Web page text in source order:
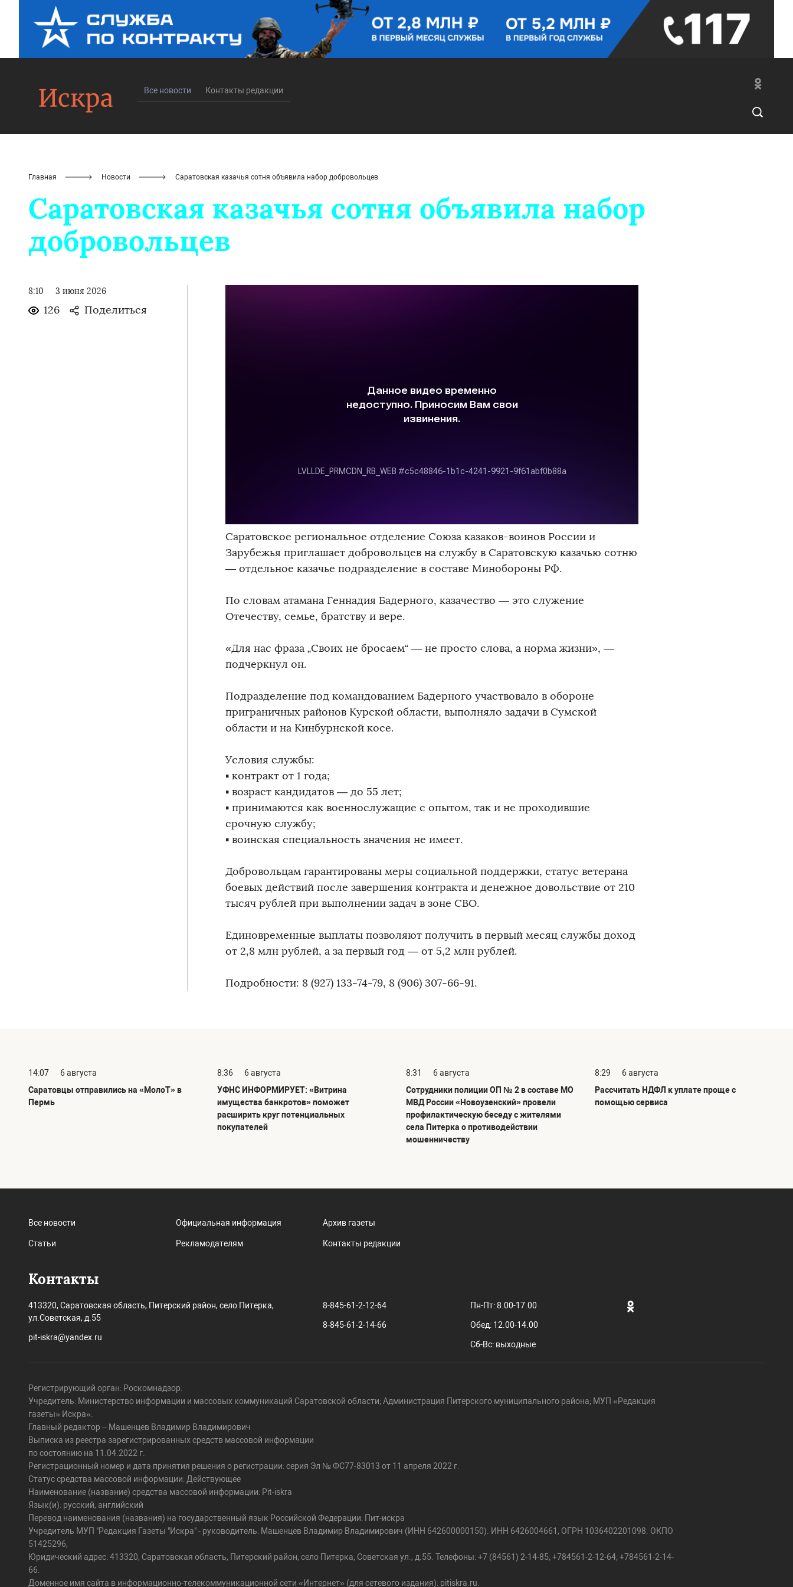
Все новости Контакты редакции
Главная Новости Саратовская казачья сотня объявила набор добровольцев
Саратовская казачья сотня объявила набор
добровольцев
8:10 3 июня 2026
126 Поделиться
Саратовское региональное отделение Союза казаков-воинов России и
Зарубежья приглашает добровольцев на службу в Саратовскую казачью сотню
— отдельное казачье подразделение в составе Минобороны РФ.
По словам атамана Геннадия Бадерного, казачество — это служение
Отечеству, семье, братству и вере.
«Для нас фраза „Своих не бросаем“ — не просто слова, а норма жизни», —
подчеркнул он.
Подразделение под командованием Бадерного участвовало в обороне
приграничных районов Курской области, выполняло задачи в Сумской
области и на Кинбурнской косе.
Условия службы:
▪️ контракт от 1 года;
▪️ возраст кандидатов — до 55 лет;
▪️ принимаются как военнослужащие с опытом, так и не проходившие
срочную службу;
▪️ воинская специальность значения не имеет.
Добровольцам гарантированы меры социальной поддержки, статус ветерана
боевых действий после завершения контракта и денежное довольствие от 210
тысяч рублей при выполнении задач в зоне СВО.
Единовременные выплаты позволяют получить в первый месяц службы доход
от 2,8 млн рублей, а за первый год — от 5,2 млн рублей.
Подробности: 8 (927) 133-74-79, 8 (906) 307-66-91.
14:07
6 августа
Саратовцы отправились на «МолоТ» в
Пермь
8:36
6 августа
УФНС ИНФОРМИРУЕТ: «Витрина
имущества банкротов» поможет
расширить круг потенциальных
покупателей
8:31
6 августа
Сотрудники полиции ОП № 2 в составе МО
МВД России «Новоузенский» провели
профилактическую беседу с жителями
села Питерка о противодействии
мошенничеству
8:29
6 августа
Рассчитать НДФЛ к уплате проще с
помощью сервиса
Все новости
Статьи
Официальная информация
Рекламодателям
Архив газеты
Контакты редакции
Контакты
413320, Саратовская область, Питерский район, село Питерка,
ул.Советская, д.55
pit-iskra@yandex.ru
8-845-61-2-12-64
8-845-61-2-14-66
Пн-Пт: 8.00-17.00
Обед: 12.00-14.00
Сб-Вс: выходные
Регистрирующий орган: Роскомнадзор.
Учредитель: Министерство информации и массовых коммуникаций Саратовской области; Администрация Питерского муниципального района; МУП «Редакция
газеты» Искра».
Главный редактор – Машенцев Владимир Владимирович
Выписка из реестра зарегистрированных средств массовой информации
по состоянию на 11.04.2022 г.
Регистрационный номер и дата принятия решения о регистрации: серия Эл № ФС77-83013 от 11 апреля 2022 г.
Статус средства массовой информации: Действующее
Наименование (название) средства массовой информации: Pit-iskra
Язык(и): русский, английский
Перевод наименования (названия) на государственный язык Российской Федерации: Пит-искра
Учредитель МУП "Редакция Газеты "Искра" - руководитель: Машенцев Владимир Владимирович (ИНН 642600000150). ИНН 6426004661, ОГРН 1036402201098. ОКПО
51425296,
Юридический адрес: 413320, Саратовская область, Питерский район, село Питерка, Советская ул., д.55. Телефоны: +7 (84561) 2-14-85; +784561-2-12-64; +784561-2-14-
66.
Доменное имя сайта в информационно-телекоммуникационной сети «Интернет» (для сетевого издания): pitiskra.ru.